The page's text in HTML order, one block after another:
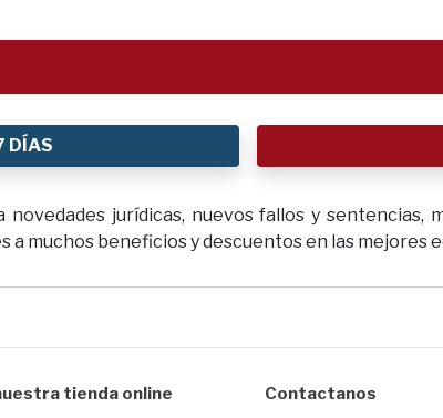
DÍAS
jurídicas, nuevos fallos y sentencias,
a muchos beneficios y descuentos en las mejores
tienda online Contactanos